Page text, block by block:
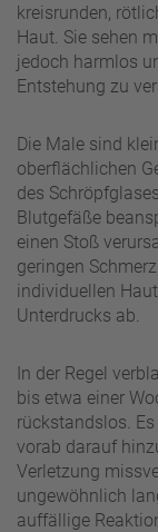
kreisrunden,
Haut. Sie sehen
jedoch harmlos
Entstehung zu
Die Male sind
oberflächlichen
des
Blutgefäße
einen Stoß
geringen
individuellen
Unterdrucks ab.
In der Regel
bis etwa einer
rückstandslos.
vorab darauf
Verletzung
ungewöhnlich
auffällige